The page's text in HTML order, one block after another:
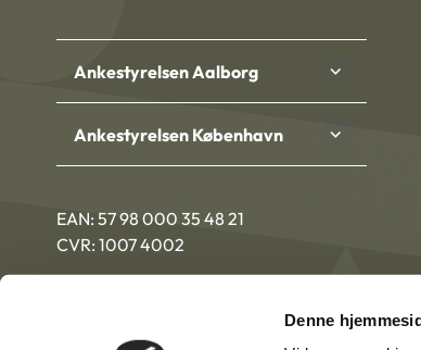
Denne
Ankestyrelsen Aalborg
Ankestyrelsen København
EAN: 57 98 000 35 48 21
CVR: 1007 4002